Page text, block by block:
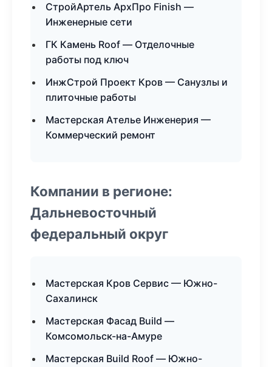
СтройАртель АрхПро Finish —
Инженерные сети
ГК Камень Roof — Отделочные
работы под ключ
ИнжСтрой Проект Кров — Санузлы и
плиточные работы
Мастерская Ателье Инженерия —
Коммерческий ремонт
Компании в регионе:
Дальневосточный
федеральный округ
Мастерская Кров Сервис — Южно-
Сахалинск
Мастерская Фасад Build —
Комсомольск-на-Амуре
Мастерская Build Roof — Южно-